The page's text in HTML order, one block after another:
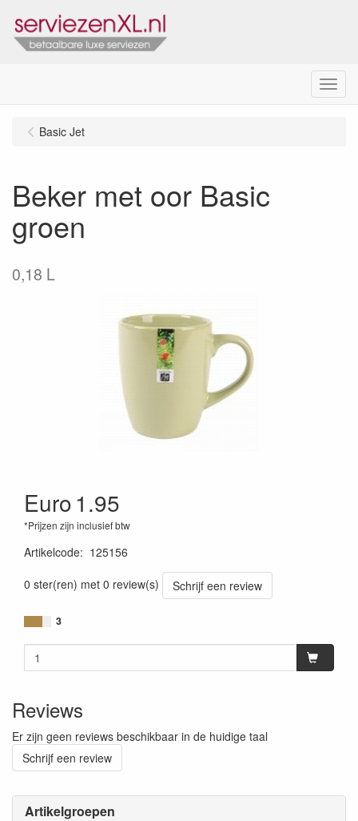
Menu
Artikelgroepen
Basic Jet
Beker met oor Basic
groen
0,18 L
Euro1.95
*Prijzen zijn inclusief btw
Artikelcode: 125156
0 ster(ren) met 0 review(s)
Schrijf een review
3
Reviews
Er zijn geen reviews beschikbaar in de huidige taal
Schrijf een review